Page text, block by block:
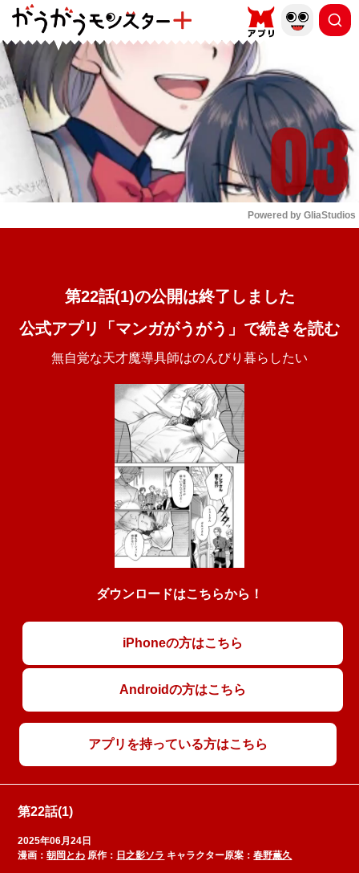
もっと読む
Powered by GliaStudios
第22話(1)の公開は終了しました
公式アプリ「マンガがうがう」で続きを読む
無自覚な天才魔導具師はのんびり暮らしたい
ダウンロードはこちらから！
iPhoneの方はこちら
Androidの方はこちら
アプリを持っている方はこちら
第22話(1)
2025年06月24日
漫画：朝岡とわ 原作： 日之影ソラ キャラクター原案：春野薫久